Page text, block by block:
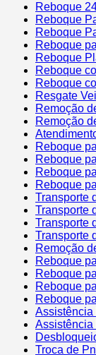
Reboque
Reboque
Reboque
Reboque
Reboque
Reboque
Reboque
Resgate
Remoção
Remoção
Reboque
Reboque
Reboque
Reboque
Transporte
Transporte
Transporte
Transporte
Remoção
Reboque
Reboque
Reboque
Reboque
Assistência
Assistência
Troca de